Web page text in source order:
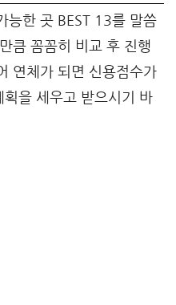
능한 곳 BEST 13를 말씀
큼 꼼꼼히 비교 후 진행
연체가 되면 신용점수가
을 세우고 받으시기 바